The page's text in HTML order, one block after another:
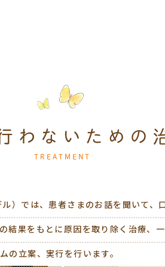
す。診療時間は、午前9:00〜
わないための
TREATMENT
）では、患者さまのお話を聞いて、
結果をもとに原因を取り除く治療、
の立案、実行を行います。